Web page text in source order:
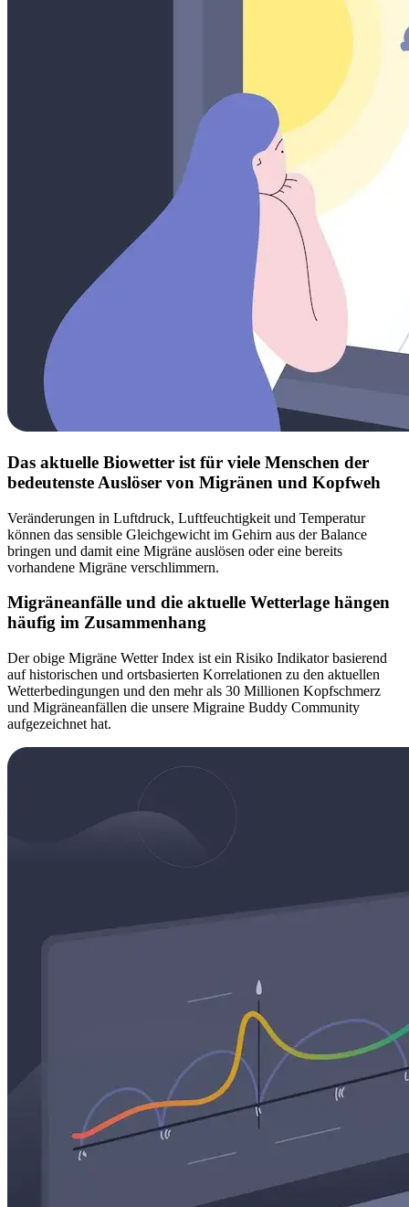
Das aktuelle Biowetter ist für viele Menschen der
bedeutenste Auslöser von Migränen und Kopfweh
Veränderungen in Luftdruck, Luftfeuchtigkeit und Temperatur
können das sensible Gleichgewicht im Gehirn aus der Balance
bringen und damit eine Migräne auslösen oder eine bereits
vorhandene Migräne verschlimmern.
Migräneanfälle und die aktuelle Wetterlage hängen
häufig im Zusammenhang
Der obige Migräne Wetter Index ist ein Risiko Indikator basierend
auf historischen und ortsbasierten Korrelationen zu den aktuellen
Wetterbedingungen und den mehr als 30 Millionen Kopfschmerz
und Migräneanfällen die unsere Migraine Buddy Community
aufgezeichnet hat.